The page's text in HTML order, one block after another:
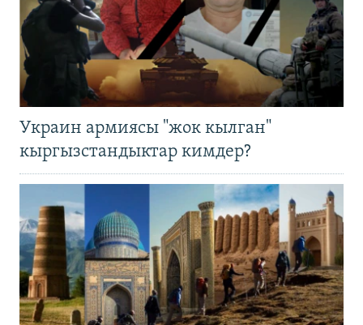
Украин армиясы "жок кылган"
кыргызстандыктар кимдер?